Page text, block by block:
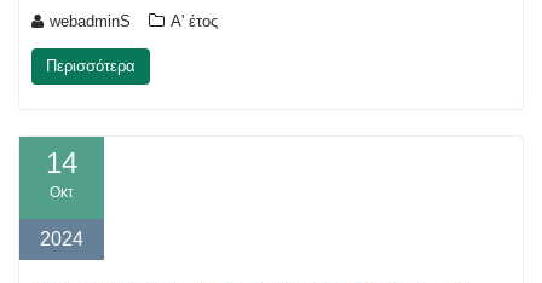
webadminS Α' έτος
Περισσότερα
14
Οκτ
2024